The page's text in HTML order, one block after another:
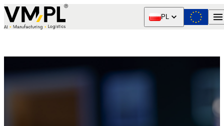
Skip to content
PL